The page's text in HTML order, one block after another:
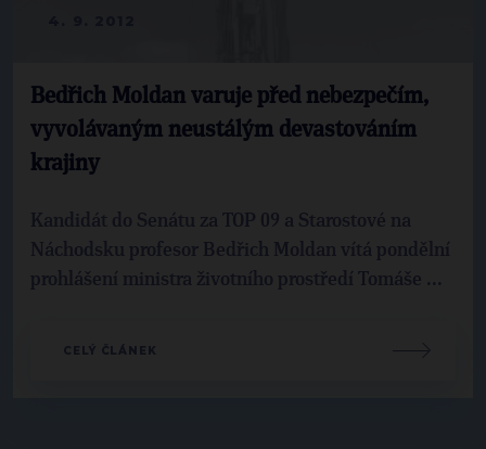
Bedřich Moldan varuje před nebezpečím,
vyvolávaným neustálým devastováním
krajiny
Kandidát do Senátu za TOP 09 a Starostové na
Náchodsku profesor Bedřich Moldan vítá pondělní
prohlášení ministra životního prostředí Tomáše ...
CELÝ ČLÁNEK